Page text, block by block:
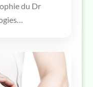
du Dr